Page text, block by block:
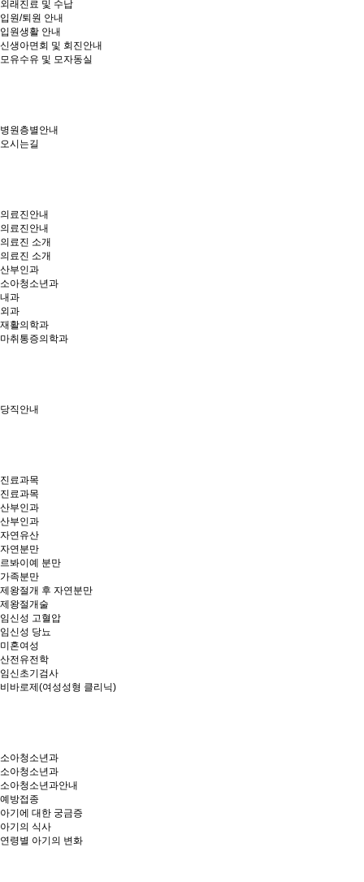
외래진료 및 수납
입원/퇴원 안내
입원생활 안내
신생아면회 및 회진안내
모유수유 및 모자동실
병원층별안내
오시는길
의료진안내
의료진안내
의료진 소개
의료진 소개
산부인과
소아청소년과
내과
외과
재활의학과
마취통증의학과
당직안내
진료과목
진료과목
산부인과
산부인과
자연유산
자연분만
르봐이예 분만
가족분만
제왕절개 후 자연분만
제왕절개술
임신성 고혈압
임신성 당뇨
미혼여성
산전유전학
임신초기검사
비바로제(여성성형 클리닉)
소아청소년과
소아청소년과
소아청소년과안내
예방접종
아기에 대한 궁금증
아기의 식사
연령별 아기의 변화